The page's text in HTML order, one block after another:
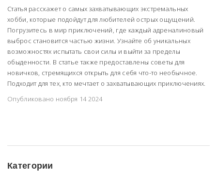
Статья расскажет о самых захватывающих экстремальных
хобби, которые подойдут для любителей острых ощущений.
Погрузитесь в мир приключений, где каждый адреналиновый
выброс становится частью жизни. Узнайте об уникальных
возможностях испытать свои силы и выйти за пределы
обыденности. В статье также предоставлены советы для
новичков, стремящихся открыть для себя что-то необычное.
Подходит для тех, кто мечтает о захватывающих приключениях.
Опубликовано ноября 14 2024
Категории